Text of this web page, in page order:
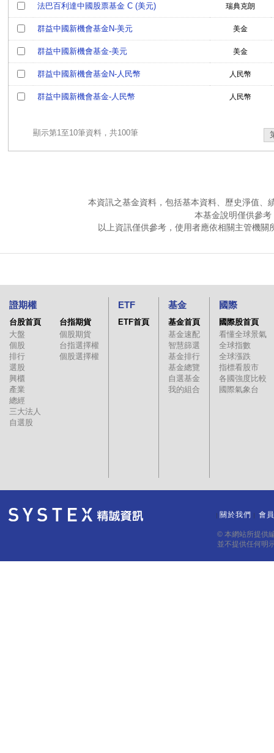
法巴百利達中國股票基金 C (美元) 瑞典克朗
群益中國新機會基金N-美元 美金
群益中國新機會基金-美元 美金
群益中國新機會基金N-人民幣 人民幣
群益中國新機會基金-人民幣 人民幣
顯示第1至10筆資料，共100筆
本資訊之基金資料，包括基本資料、歷史淨值、
本基金說明僅供參
以上資訊僅供參考，使用者應依相關主管機
證期權
台股首頁
大盤
個股
排行
選股
興櫃
產業
總經
三大法人
自選股
台指期貨
個股期貨
台指選擇權
個股選擇權
ETF
ETF首頁
基金
基金首頁
基金速配
智慧篩選
基金排行
基金總覽
自選基金
我的組合
國際
國際股首頁
看懂全球景氣
全球指數
全球漲跌
指標看股市
各國強度比較
國際氣象台
關於我們 會
© 本網站所提供
並不提供任何明